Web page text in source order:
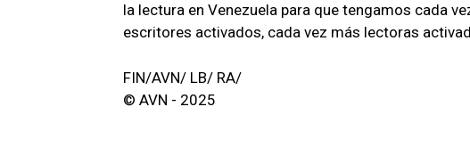
la lectura en Venezuela para que tengamos cada
escritores activados, cada vez más lectoras
FIN/AVN/ LB/ RA/
© AVN - 2025